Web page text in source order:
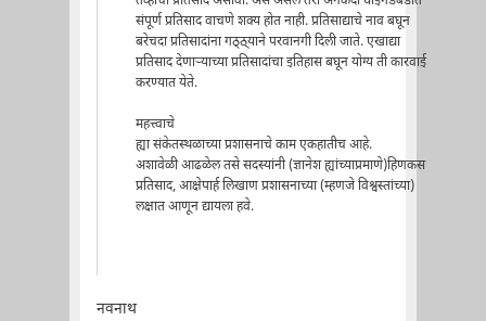
संपूर्ण प्रतिसाद वाचणे शक्य होत नाही. प्रतिसाद्याचे नाव बघून
बरेचदा प्रतिसादांना गठ्ठ्याने परवानगी दिली जाते. एखाद्या
प्रतिसाद देणार्‍याच्या प्रतिसादांचा इतिहास बघून योग्य ती कारवाई
करण्यात येते.
महत्त्वाचे
ह्या संकेतस्थळाच्या प्रशासनाचे काम एकहातीच आहे.
अशावेळी आढळेल तसे सदस्यांनी (ज्ञानेश ह्यांच्याप्रमाणे)हिणकस
प्रतिसाद, आक्षेपार्ह लिखाण प्रशासनाच्या (म्हणजे विश्वस्तांच्या)
लक्षात आणून द्यायला हवे.
नवनाथ